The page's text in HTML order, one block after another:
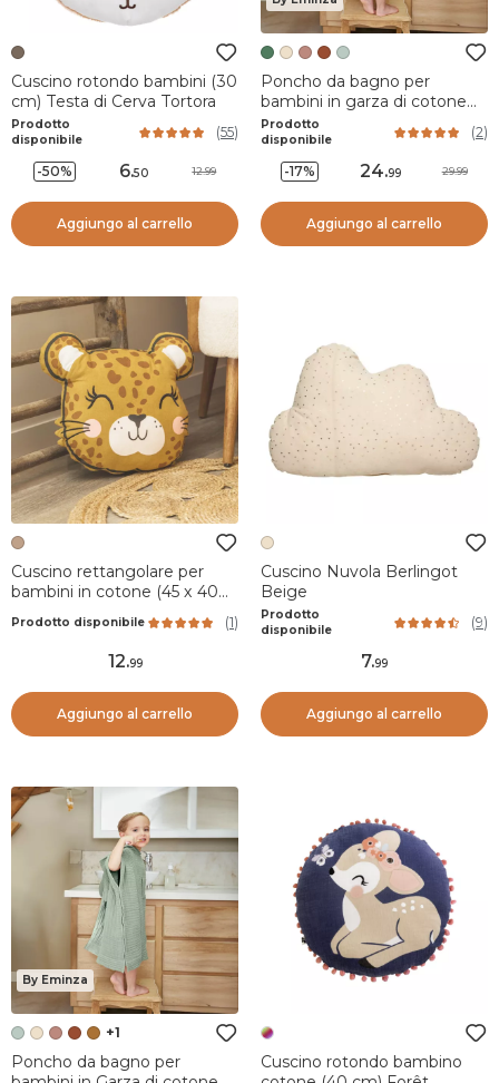
Cuscino rotondo bambini (30
cm) Testa di Cerva Tortora
Prodotto
disponibile
(55)
-50% 6.50 12.99
Aggiungo al carrello
Poncho da bagno per
bambini in garza di cotone
6/10 anni Gaïa Verde
rosmarino
Prodotto
disponibile
(2)
-17% 24.99 29.99
Aggiungo al carrello
Cuscino rettangolare per
bambini in cotone (45 x 40
Prodotto disponibile (1)
12.99
Aggiungo al carrello
Cuscino Nuvola Berlingot
Beige
Prodotto
disponibile
(9)
7.99
Aggiungo al carrello
By Eminza
+1
Poncho da bagno per
Cuscino rotondo bambino